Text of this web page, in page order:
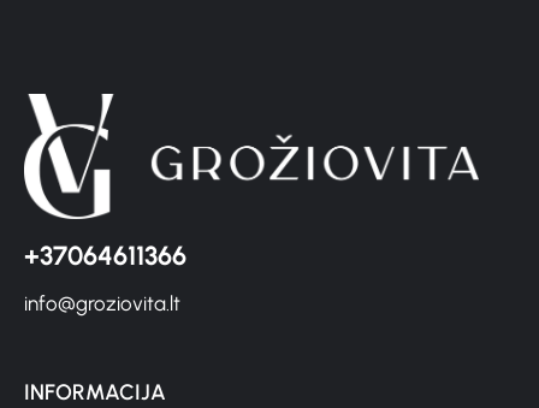
+37064611366
info@groziovita.lt
INFORMACIJA